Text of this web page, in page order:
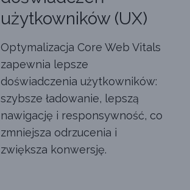
użytkowników (UX)
Optymalizacja Core Web Vitals
zapewnia lepsze
doświadczenia użytkowników:
szybsze ładowanie, lepszą
nawigację i responsywność, co
zmniejsza odrzucenia i
zwiększa konwersję.